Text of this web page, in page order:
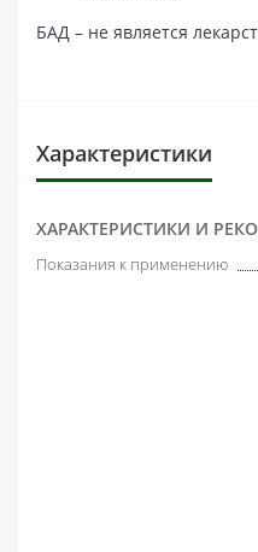
БАД – не является
Характеристики
ХАРАКТЕРИСТИКИ И
Показания к применению